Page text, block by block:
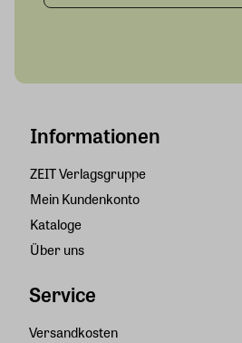
Informationen
ZEIT Verlagsgruppe
Mein Kundenkonto
Kataloge
Über uns
Service
Versandkosten